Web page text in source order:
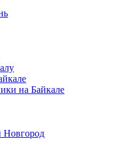
на Байкале
Новгород